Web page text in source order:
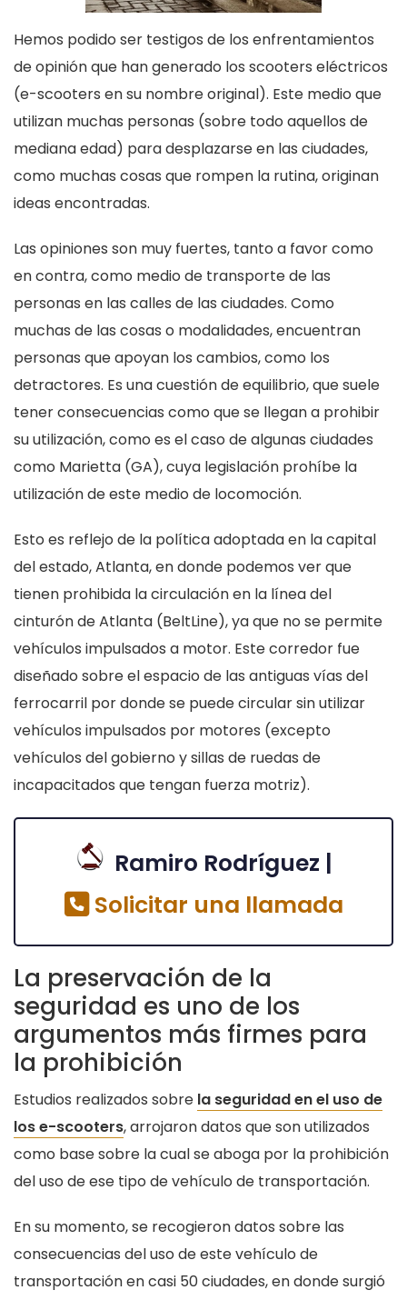
Hemos podido ser testigos de los enfrentamientos
de opinión que han generado los scooters eléctricos
(e-scooters en su nombre original). Este medio que
utilizan muchas personas (sobre todo aquellos de
mediana edad) para desplazarse en las ciudades,
como muchas cosas que rompen la rutina, originan
ideas encontradas.
Las opiniones son muy fuertes, tanto a favor como
en contra, como medio de transporte de las
personas en las calles de las ciudades. Como
muchas de las cosas o modalidades, encuentran
personas que apoyan los cambios, como los
detractores. Es una cuestión de equilibrio, que suele
tener consecuencias como que se llegan a prohibir
su utilización, como es el caso de algunas ciudades
como Marietta (GA), cuya legislación prohíbe la
utilización de este medio de locomoción.
Esto es reflejo de la política adoptada en la capital
del estado, Atlanta, en donde podemos ver que
tienen prohibida la circulación en la línea del
cinturón de Atlanta (BeltLine), ya que no se permite
vehículos impulsados a motor. Este corredor fue
diseñado sobre el espacio de las antiguas vías del
ferrocarril por donde se puede circular sin utilizar
vehículos impulsados por motores (excepto
vehículos del gobierno y sillas de ruedas de
incapacitados que tengan fuerza motriz).
Ramiro Rodríguez |
Solicitar una llamada
La preservación de la
seguridad es uno de los
argumentos más firmes para
la prohibición
Estudios realizados sobre la seguridad en el uso de
los e-scooters, arrojaron datos que son utilizados
como base sobre la cual se aboga por la prohibición
del uso de ese tipo de vehículo de transportación.
En su momento, se recogieron datos sobre las
consecuencias del uso de este vehículo de
transportación en casi 50 ciudades, en donde surgió